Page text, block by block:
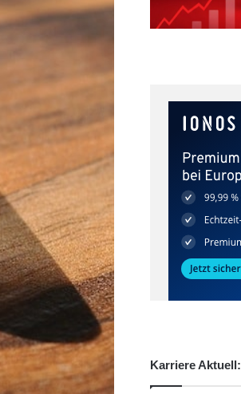
Karriere Aktuell: